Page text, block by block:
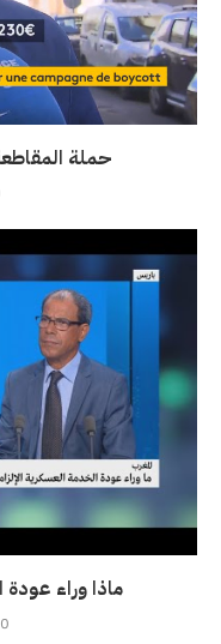
حملة المقاطعة
ماذا وراء عودة
20